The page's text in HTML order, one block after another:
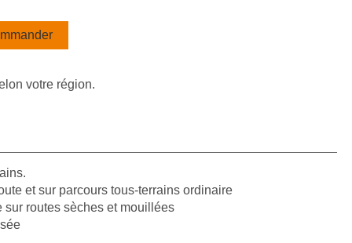
votre région.
et sur parcours tous-terrains ordinaire
routes sèches et mouillées